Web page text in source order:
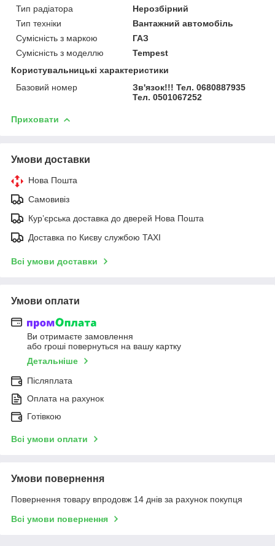
Тип радіатора
Нерозбірний
Тип техніки
Вантажний автомобіль
Сумісність з маркою
ГАЗ
Сумісність з моделлю
Tempest
Користувальницькі характеристики
Базовий номер
Зв'язок!!! Тел. 0680887935
Тел. 0501067252
Приховати
Умови доставки
Нова Пошта
Самовивіз
Курʼєрська доставка до дверей Нова Пошта
Доставка по Києву службою TAXI
Всі умови доставки
Умови оплати
Ви отримаєте замовлення
або гроші повернуться на вашу картку
Детальніше
Післяплата
Оплата на рахунок
Готівкою
Всі умови оплати
Умови повернення
Повернення товару впродовж 14 днів за рахунок покупця
Всі умови повернення